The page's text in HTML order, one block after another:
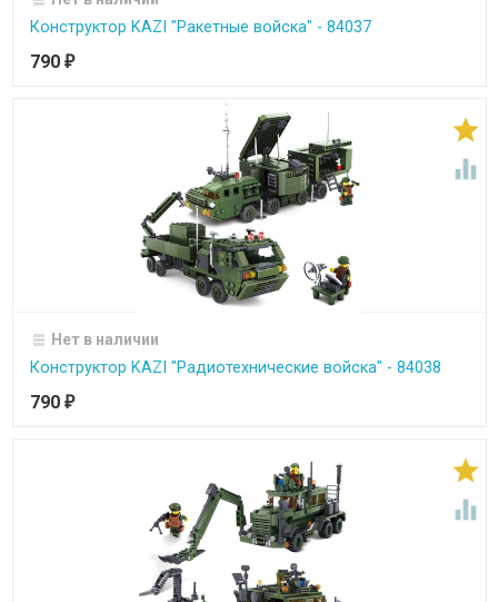
Конструктор KAZI "Ракетные войска" - 84037
790 ₽


Нет в наличии
Конструктор KAZI "Радиотехнические войска" - 84038
790 ₽

